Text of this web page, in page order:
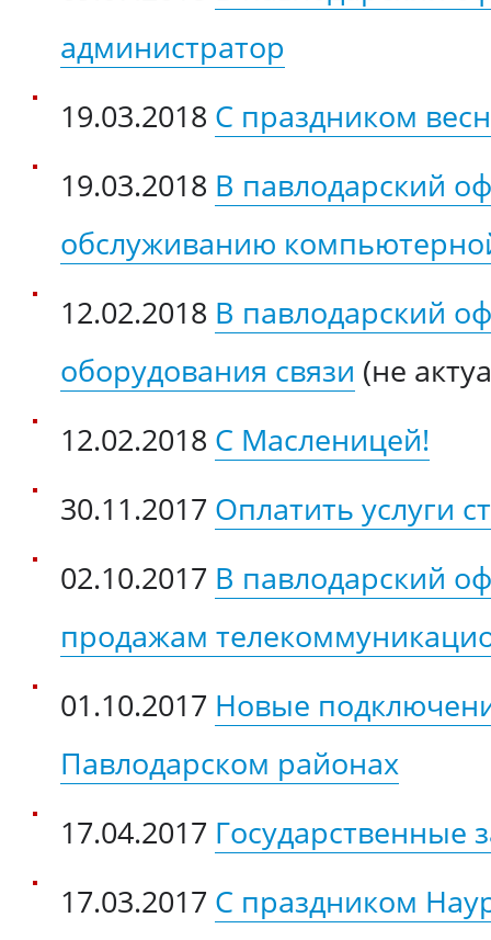
администратор
19.03.2018 С праздником
19.03.2018 В павлодарский
обслуживанию
12.02.2018 В павлодарский
оборудования связи (не
12.02.2018 С Масленицей!
30.11.2017 Оплатить услуги
02.10.2017 В павлодарский
продажам
01.10.2017 Новые
Павлодарском районах
17.04.2017 Государственные
17.03.2017 С праздником